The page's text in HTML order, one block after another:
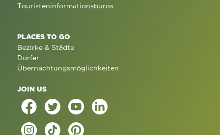
Touristeninformationsbüros
PLACES TO GO
Bezirke & Städte
Dörfer
Übernachtungsmöglichkeiten
JOIN US